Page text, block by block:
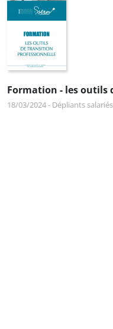
Formation - les
18/03/2024- Dépliants salariés